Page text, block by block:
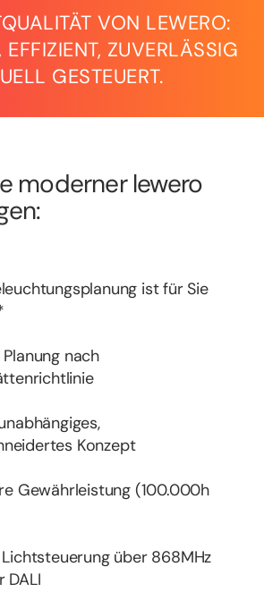
VON LEWERO:
ZUVERLÄSSIG
GESTEUERT.
moderner lewero
ist für Sie
nach
Konzept
Gewährleistung (100.000h
über 868MHz
DALI